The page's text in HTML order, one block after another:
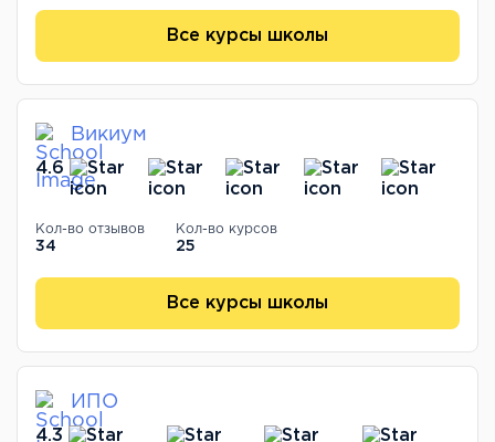
Все курсы школы
Викиум
4.6
Кол-во отзывов
34
Кол-во курсов
25
Все курсы школы
ИПО
4.3